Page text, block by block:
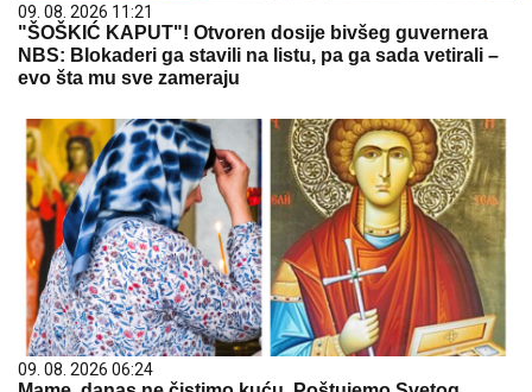
09. 08. 2026 11:21
"ŠOŠKIĆ KAPUT"! Otvoren dosije bivšeg guvernera
NBS: Blokaderi ga stavili na listu, pa ga sada vetirali –
evo šta mu sve zameraju
09. 08. 2026 06:24